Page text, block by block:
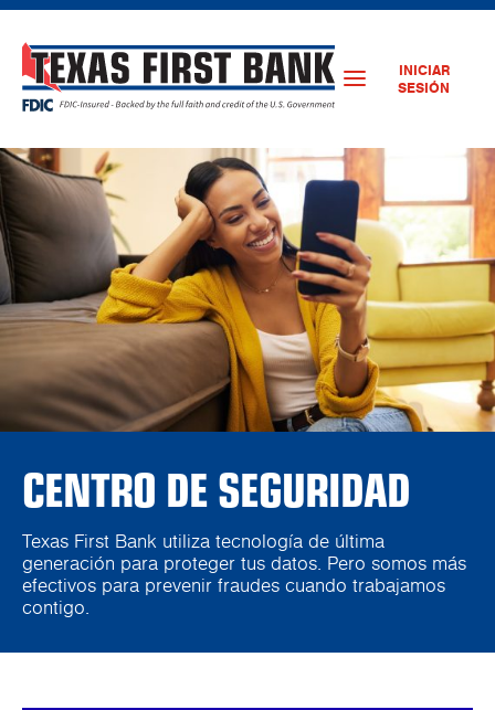
INICIAR
SESIÓN
CENTRO DE SEGURIDAD
Texas First Bank utiliza tecnología de última
generación para proteger tus datos. Pero somos más
efectivos para prevenir fraudes cuando trabajamos
contigo.